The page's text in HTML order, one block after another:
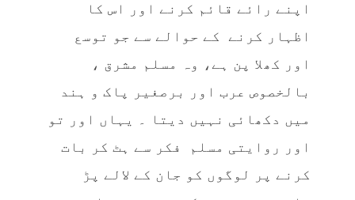
اپنے رائے قائم کرنے اور اس کا
اظہار کرنے کے حوالے سے جو توسع
اور کھلا پن ہے، وہ مسلم مشرق ،
بالخصوص عرب اور برصغیر پاک و ہند
میں دکھائی نہیں دیتا ۔ یہاں اور تو
اور روایتی مسلم فکر سے ہٹ کر بات
کرنے پر لوگوں کو جان کے لالے پڑ